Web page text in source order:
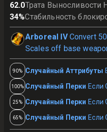
62.0Трата Выносливости
34%Стабильность
Arboreal IV Convert
Scales off base
90% Случайный Аттрибуты
100% Случайный Перки Если
25% Случайный Перки Если
65% Случайный Перки Если